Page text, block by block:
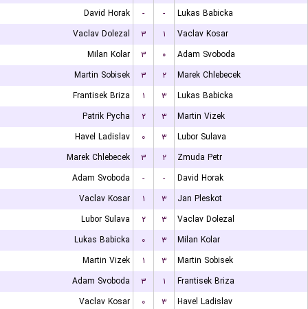
David Horak
- -
Lukas Babicka
Vaclav Dolezal
۳ ۱
Vaclav Kosar
Milan Kolar
۳ ۰
Adam Svoboda
Martin Sobisek
۳ ۲
Marek Chlebecek
Frantisek Briza
۱ ۳
Lukas Babicka
Patrik Pycha
۲ ۳
Martin Vizek
Havel Ladislav
۰ ۳
Lubor Sulava
Marek Chlebecek
۳ ۲
Zmuda Petr
Adam Svoboda
- -
David Horak
Vaclav Kosar
۱ ۳
Jan Pleskot
Lubor Sulava
۲ ۳
Vaclav Dolezal
Lukas Babicka
۰ ۳
Milan Kolar
Martin Vizek
۱ ۳
Martin Sobisek
Adam Svoboda
۳ ۱
Frantisek Briza
Vaclav Kosar
۰ ۳
Havel Ladislav